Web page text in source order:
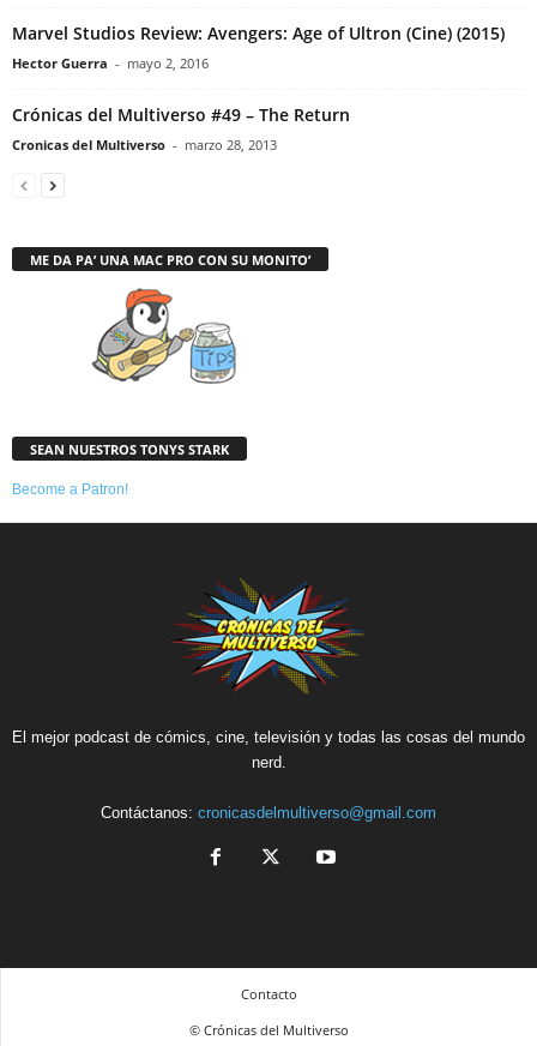
Marvel Studios Review: Avengers: Age of Ultron (Cine) (2015)
Hector Guerra - mayo 2, 2016
Crónicas del Multiverso #49 – The Return
Cronicas del Multiverso - marzo 28, 2013
ME DA PA’ UNA MAC PRO CON SU MONITO’
SEAN NUESTROS TONYS STARK
Become a Patron!
El mejor podcast de cómics, cine, televisión y todas las cosas del mundo
nerd.
Contáctanos: cronicasdelmultiverso@gmail.com
Contacto
© Crónicas del Multiverso